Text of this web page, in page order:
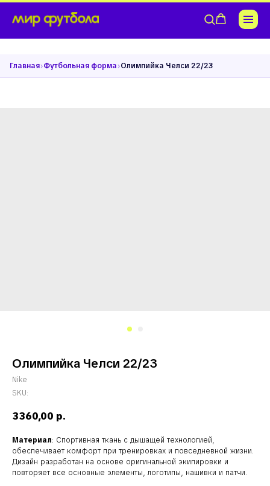
Главная›Футбольная форма›Олимпийка Челси 22/23
Олимпийка Челси 22/23
Nike
SKU:
3360,00 р.
Материал: Спортивная ткань с дышащей технологией,
обеспечивает комфорт при тренировках и повседневной жизни.
Дизайн разработан на основе оригинальной экипировки и
повторяет все основные элементы, логотипы, нашивки и патчи.